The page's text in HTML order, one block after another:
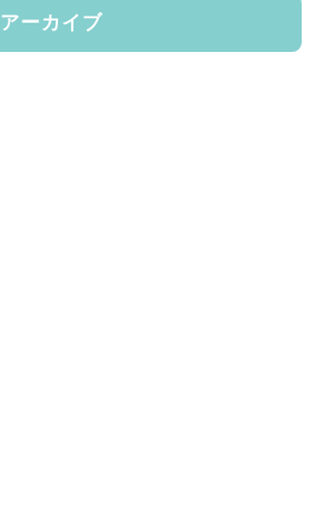
アーカイブ